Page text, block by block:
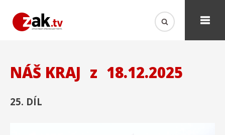
NÁŠ KRAJ z 18.12.2025
25. DÍL